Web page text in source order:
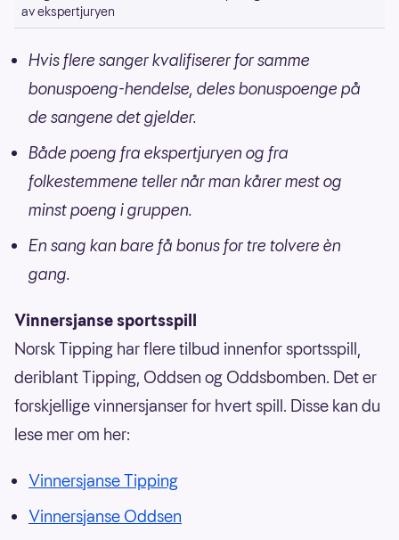
av ekspertjuryen
Hvis flere sanger kvalifiserer for samme
bonuspoeng-hendelse, deles bonuspoenge på
de sangene det gjelder.
Både poeng fra ekspertjuryen og fra
folkestemmene teller når man kårer mest og
minst poeng i gruppen.
En sang kan bare få bonus for tre tolvere èn
gang.
Vinnersjanse sportsspill
Norsk Tipping har flere tilbud innenfor sportsspill,
deriblant Tipping, Oddsen og Oddsbomben. Det er
forskjellige vinnersjanser for hvert spill. Disse kan du
lese mer om her:
Vinnersjanse Tipping
Vinnersjanse Oddsen